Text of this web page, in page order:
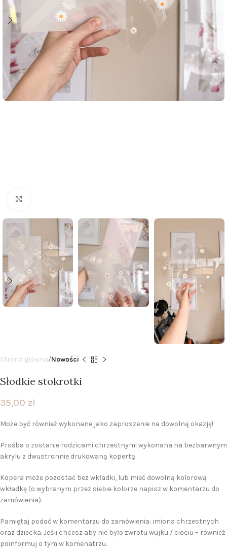
Strona główna Nowości
Słodkie stokrotki
35,00 zł
Może być również wykonane jako zaproszenie na dowolną okazję!
Prośba o zostanie rodzicami chrzestnymi wykonana na bezbarwnym
akrylu z dwustronnie drukowaną kopertą.
Kopera może pozostać bez wkładki, lub mieć dowolną kolorową
wkładkę (o wybranym przez siebie kolorze napisz w komentarzu do
zamówienia).
Pamiętaj podać w komentarzu do zamówienia: imiona chrzestnych
oraz dziecka. Jeśli chcesz aby nie było zwrotu wujku / ciociu – również
poinformuj o tym w komenatrzu.